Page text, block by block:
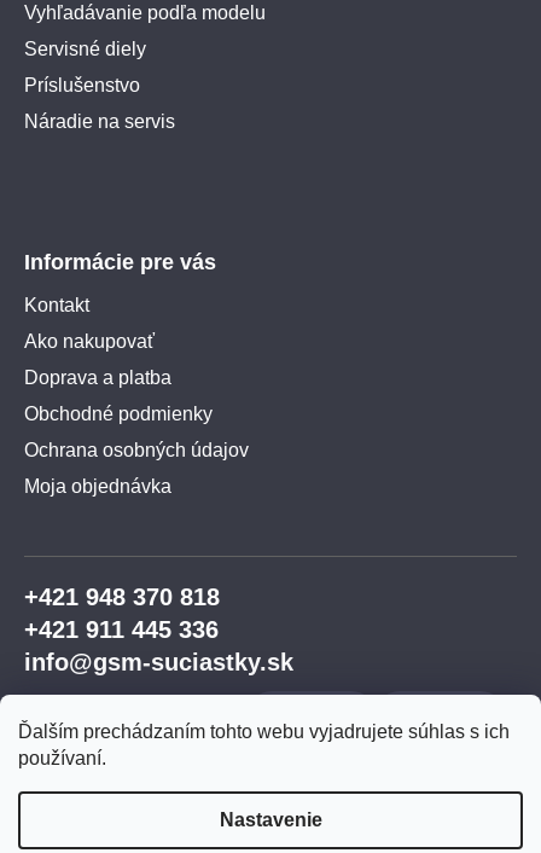
Ďalším prechádzaním tohto webu vyjadrujete súhlas s ich
používaní.
Nastavenie
Vyhľadávanie podľa modelu
Servisné diely
Príslušenstvo
Náradie na servis
Informácie pre vás
Kontakt
Ako nakupovať
Doprava a platba
Obchodné podmienky
Ochrana osobných údajov
Moja objednávka
+421 948 370 818
+421 911 445 336
info@gsm-suciastky.sk